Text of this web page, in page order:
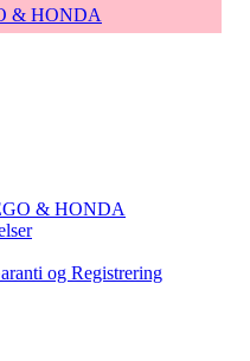
& HONDA
& HONDA
og Registrering